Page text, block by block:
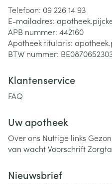
Telefoon: 09 226 14 93
E-mailadres:
APB nummer: 442160
Apotheek titularis:
BTW nummer:
Klantenservice
FAQ
Uw apotheek
Over ons Nuttige links
van wachtVoorschrift
Nieuwsbrief